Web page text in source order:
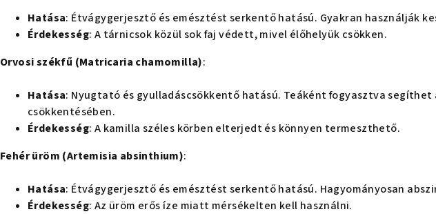
Hatása: Étvágygerjesztő és emésztést serkentő hatású. Gyakran használják
Érdekesség: A tárnicsok közül sok faj védett, mivel élőhelyük csökken.
Orvosi székfű (Matricaria chamomilla):
Hatása: Nyugtató és gyulladáscsökkentő hatású. Teáként fogyasztva
csökkentésében.
Érdekesség: A kamilla széles körben elterjedt és könnyen termeszthető.
Fehér üröm (Artemisia absinthium):
Hatása: Étvágygerjesztő és emésztést serkentő hatású. Hagyományosan
Érdekesség: Az üröm erős íze miatt mérsékelten kell használni.